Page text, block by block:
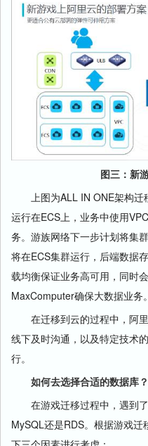
图三：新
上图为ALL IN ONE架构迁
运行在ECS上，业务中使用
务。游族网络下一步计划将集
将在ECS集群运行，后端数据
载均衡保证业务高可用，同时
MaxComputer确保大数据业务。
在迁移到云的过程中，阿里
线下及时沟通，以及特定技术
行。
如何去选择合适的数据库？
在游戏迁移过程中，遇到了
MySQL还是RDS。根据游戏